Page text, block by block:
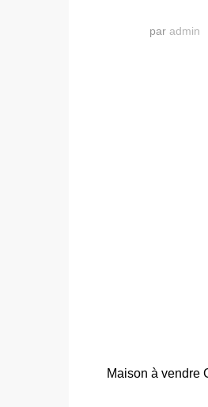
par admin
Maison à vendre